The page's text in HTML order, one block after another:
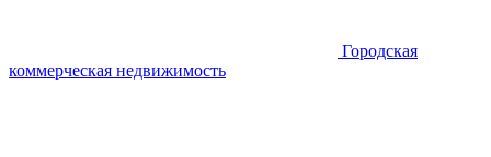
Городская
коммерческая недвижимость